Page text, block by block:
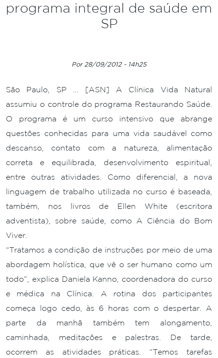
programa integral de saúde em
SP
Por 28/09/2012 - 14h25
São Paulo, SP … [ASN] A Clínica Vida Natural
assumiu o controle do programa Restaurando Saúde.
O programa é um curso intensivo que abrange
questões conhecidas para uma vida saudável como
descanso, contato com a natureza, alimentação
correta e equilibrada, desenvolvimento espiritual,
entre outras atividades. Como diferencial, a nova
linguagem de trabalho utilizada no curso é baseada,
também, nos livros de Ellen White (escritora
adventista), sobre saúde, como A Ciência do Bom
Viver.
“Tratamos a condição de instruções por meio de uma
abordagem holística, que vê o ser humano como um
todo”, explica Daniela Kanno, coordenadora do curso
e médica na Clínica. A rotina dos participantes
começa logo cedo, às 6 horas com o despertar. A
parte da manhã também tem alongamento,
caminhada, meditações e palestras. De tarde,
ocorrem as atividades práticas. “Temos tarefas